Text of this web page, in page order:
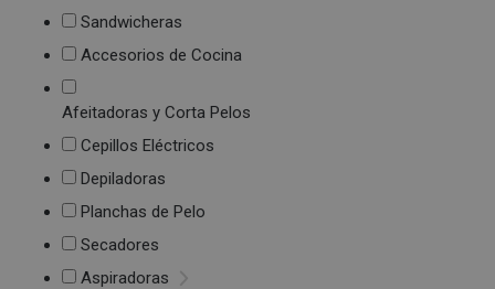
Sandwicheras
Accesorios de Cocina
Afeitadoras y Corta Pelos
Cepillos Eléctricos
Depiladoras
Planchas de Pelo
Secadores
Aspiradoras